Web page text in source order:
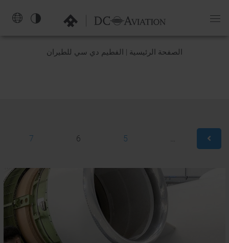
NAVIGATION-
OPEN عربي
الصفحة الرئيسية | الفطيم دي سي للطيران
…
5
6
7